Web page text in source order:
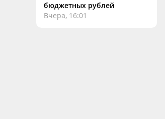
бюджетных рублей
Вчера, 16:01